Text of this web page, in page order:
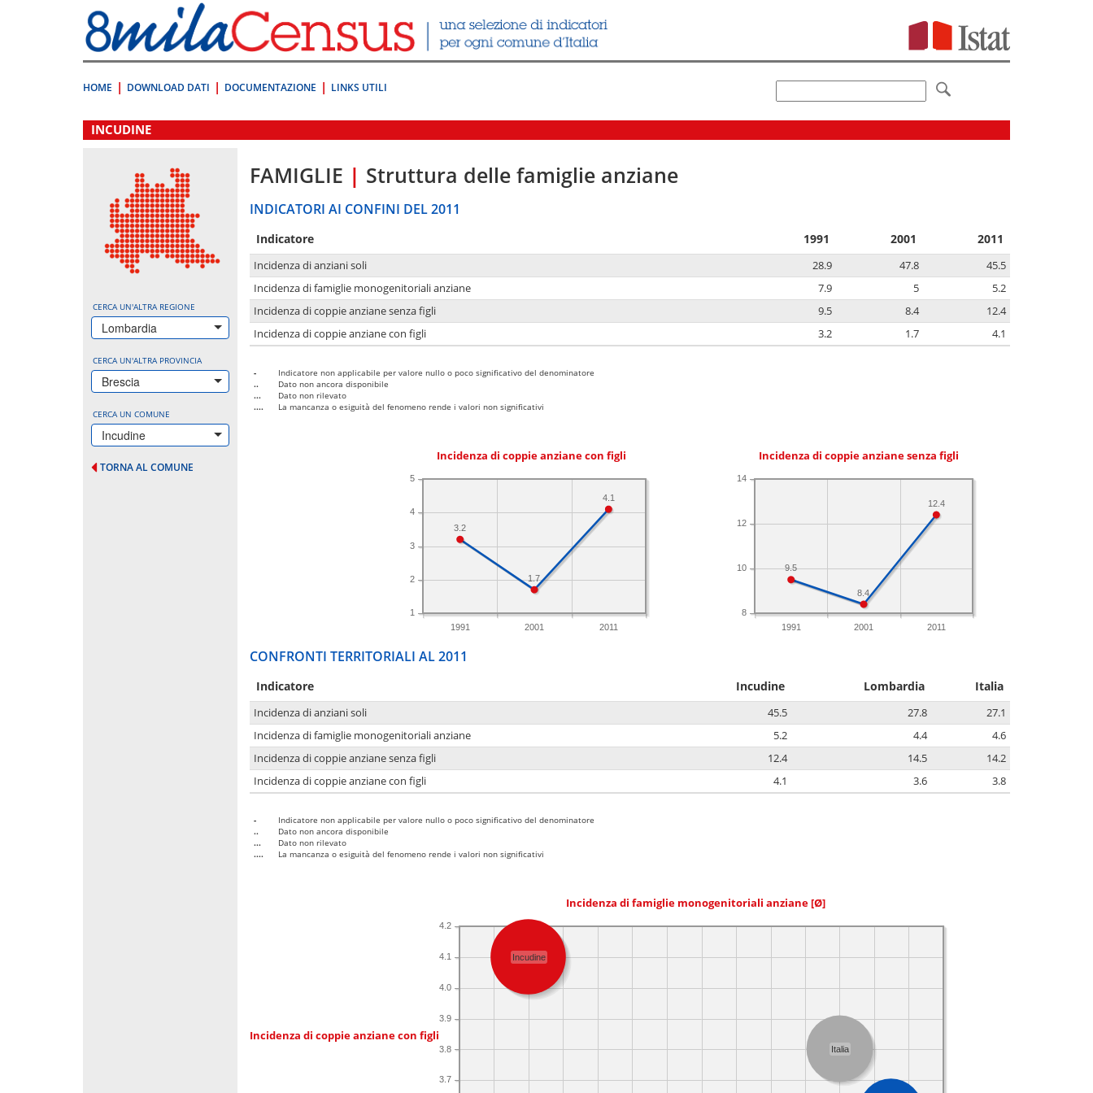
direttamente
a:
Contenuto
HOME DOWNLOAD DATI DOCUMENTAZIONE LINKS UTILI
.
INCUDINE
CERCA UN'ALTRA REGIONE
Lombardia
CERCA UN'ALTRA PROVINCIA
Brescia
CERCA UN COMUNE
Incudine
TORNA AL COMUNE
FAMIGLIE | Struttura delle famiglie anziane
INDICATORI AI CONFINI DEL 2011
Indicatore 1991 2001 2011
Incidenza di anziani soli 28.9 47.8
45.5
Incidenza di famiglie monogenitoriali anziane
7.9 5
5.2
Incidenza di coppie anziane senza figli
9.5 8.4
12.4
Incidenza di coppie anziane con figli
3.2 1.7 4.1
-
Indicatore non applicabile per valore nullo o poco significativo del denominatore
..
Dato non ancora disponibile
...
Dato non rilevato
....
La mancanza o esiguità del fenomeno rende i valori non significativi
Incidenza di coppie anziane con figli
1991 2001 2011
1
2
3
4
5
4.1
1.7
3.2
Incidenza di coppie anziane senza figli
1991 2001 2011
8
10
12
14
12.4
8.4
9.5
CONFRONTI TERRITORIALI AL 2011
Indicatore Incudine Lombardia Italia
Incidenza di anziani soli 45.5 27.8
27.1
Incidenza di famiglie monogenitoriali anziane
5.2 4.4
4.6
Incidenza di coppie anziane senza figli
12.4 14.5
14.2
Incidenza di coppie anziane con figli
4.1 3.6 3.8
-
Indicatore non applicabile per valore nullo o poco significativo del denominatore
..
Dato non ancora disponibile
...
Dato non rilevato
....
La mancanza o esiguità del fenomeno rende i valori non significativi
Incidenza di famiglie monogenitoriali anziane [Ø]
Incidenza di coppie anziane con figli
3.7
3.8
3.9
4.0
4.1
4.2
Incudine
Italia